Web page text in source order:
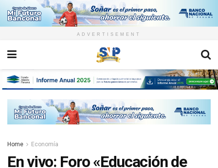
ADVERTISEMENT
Home Economía
En vivo: Foro «Educación de